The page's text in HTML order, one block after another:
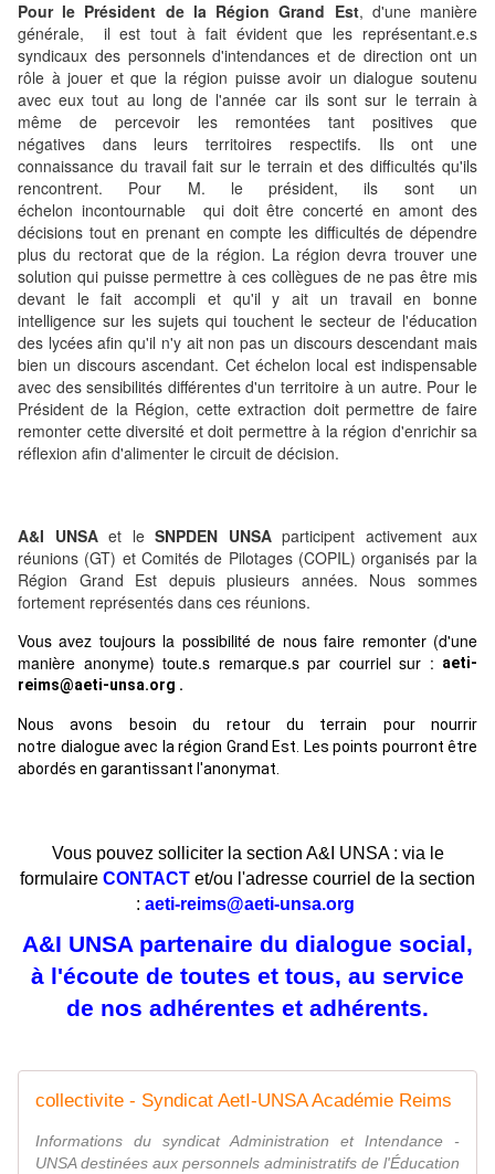
Pour le Président de la Région Grand Est, d'une manière
générale, il est tout à fait évident que les représentant.e.s
syndicaux des personnels d'intendances et de direction ont un
rôle à jouer et que la région puisse avoir un dialogue soutenu
avec eux tout au long de l'année car ils sont sur le terrain à
même de percevoir les remontées tant positives que
négatives dans leurs territoires respectifs. Ils ont une
connaissance du travail fait sur le terrain et des difficultés qu'ils
rencontrent. Pour M. le président, ils sont un
échelon incontournable qui doit être concerté en amont des
décisions tout en prenant en compte les difficultés de dépendre
plus du rectorat que de la région. La région devra trouver une
solution qui puisse permettre à ces collègues de ne pas être mis
devant le fait accompli et qu'il y ait un travail en bonne
intelligence sur les sujets qui touchent le secteur de l'éducation
des lycées afin qu'il n'y ait non pas un discours descendant mais
bien un discours ascendant. Cet échelon local est indispensable
avec des sensibilités différentes d'un territoire à un autre. Pour le
Président de la Région, cette extraction doit permettre de faire
remonter cette diversité et doit permettre à la région d'enrichir sa
réflexion afin d'alimenter le circuit de décision.
A&I UNSA et le SNPDEN UNSAparticipent activement aux
réunions (GT) et Comités de Pilotages (COPIL) organisés par la
Région Grand Est depuis plusieurs années. Nous sommes
fortement représentés dans ces réunions.
Vous avez toujours la possibilité de nous faire remonter (d'une
manière anonyme) toute.s remarque.s par courriel sur : aeti-
reims@aeti-unsa.org .
Nous avons besoin du retour du terrain pour nourrir
notre dialogue avec la région Grand Est. Les points pourront être
abordés en garantissant l'anonymat.
Vous pouvez solliciter la section A&I UNSA : via le
formulaire CONTACT et/ou l'adresse courriel de la section
: aeti-reims@aeti-unsa.org
A&I UNSA partenaire du dialogue social,
à l'écoute de toutes et tous, au service
de nos adhérentes et adhérents.
collectivite - Syndicat AetI-UNSA Académie Reims
Informations du syndicat Administration et Intendance -
UNSA destinées aux personnels administratifs de l'Éducation